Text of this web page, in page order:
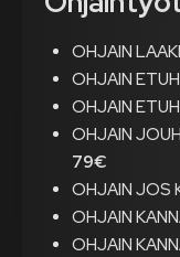
OHJAIN
OHJAIN
OHJAIN
OHJAIN
79€
OHJAIN JOS
OHJAIN
OHJAIN